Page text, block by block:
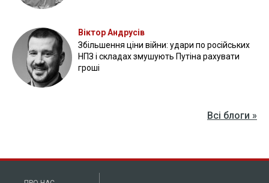
Віктор Андрусів
Збільшення ціни війни: удари по російських
НПЗ і складах змушують Путіна рахувати
гроші
Всі блоги »